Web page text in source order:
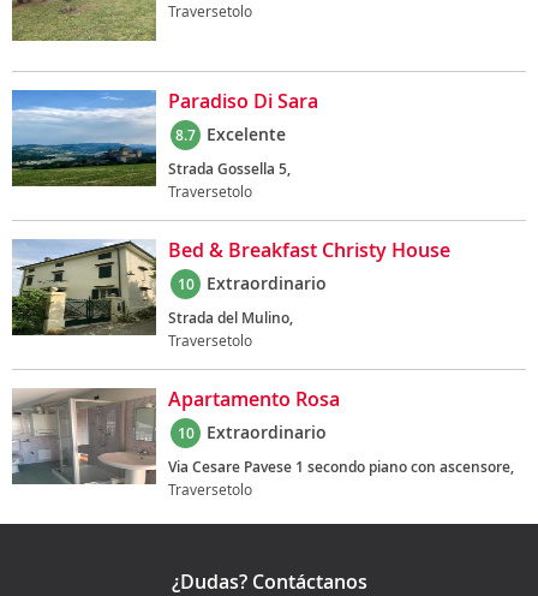
Traversetolo
Paradiso Di Sara
8.7 Excelente
Strada Gossella 5,
Traversetolo
Bed & Breakfast Christy House
10 Extraordinario
Strada del Mulino,
Traversetolo
Apartamento Rosa
10 Extraordinario
Via Cesare Pavese 1 secondo piano con ascensore,
Traversetolo
¿Dudas? Contáctanos